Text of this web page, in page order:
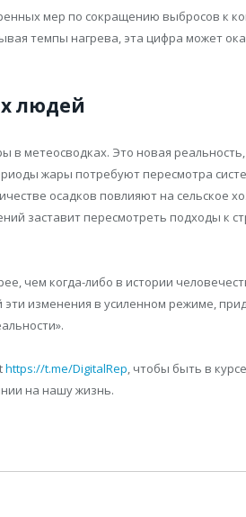
мер по сокращению выбросов к
темпы нагрева, эта цифра может
людей
метеосводках. Это новая
жары потребуют пересмотра
осадков повлияют на сельское
заставит пересмотреть подходы к
чем когда-либо в истории
изменения в усиленном режиме,
https://t.me/DigitalRep, чтобы быть в
на нашу жизнь.